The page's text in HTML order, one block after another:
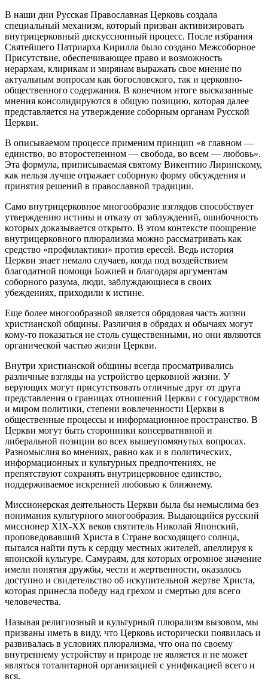
В наши дни Русская Православная Церковь создала
специальный механизм, который призван активизировать
внутрицерковный дискуссионный процесс. После избрания
Святейшего Патриарха Кирилла было создано Межсоборное
Присутствие, обеспечивающее право и возможность
иерархам, клирикам и мирянам выражать свое мнение по
актуальным вопросам как богословского, так и церковно-
общественного содержания. В конечном итоге высказанные
мнения консолидируются в общую позицию, которая далее
представляется на утверждение соборным органам Русской
Церкви.
В описываемом процессе применим принцип «в главном —
единство, во второстепенном — свобода, во всем — любовь».
Эта формула, приписываемая святому Викентию Лиринскому,
как нельзя лучше отражает соборную форму обсуждения и
принятия решений в православной традиции.
Само внутрицерковное многообразие взглядов способствует
утверждению истины и отказу от заблуждений, ошибочность
которых доказывается открыто. В этом контексте поощрение
внутрицерковного плюрализма можно рассматривать как
средство «профилактики» против ересей. Ведь история
Церкви знает немало случаев, когда под воздействием
благодатной помощи Божией и благодаря аргументам
соборного разума, люди, заблуждающиеся в своих
убеждениях, приходили к истине.
Еще более многообразной является обрядовая часть жизни
христианской общины. Различия в обрядах и обычаях могут
кому-то показаться не столь существенными, но они являются
органической частью жизни Церкви.
Внутри христианской общины всегда просматривались
различные взгляды на устройство церковной жизни. У
верующих могут присутствовать отличные друг от друга
представления о границах отношений Церкви с государством
и миром политики, степени вовлеченности Церкви в
общественные процессы и информационное пространство. В
Церкви могут быть сторонники консервативной и
либеральной позиции во всех вышеупомянутых вопросах.
Разномыслия во мнениях, равно как и в политических,
информационных и культурных предпочтениях, не
препятствуют сохранять внутрицерковное единство,
поддерживаемое искренней любовью к ближнему.
Миссионерская деятельность Церкви была бы немыслима без
понимания культурного многообразия. Выдающийся русский
миссионер XIX-XX веков святитель Николай Японский,
проповедовавший Христа в Стране восходящего солнца,
пытался найти путь к сердцу местных жителей, апеллируя к
японской культуре. Самураям, для которых огромное значение
имели понятия дружбы, чести и жертвенности, оказалось
доступно и свидетельство об искупительной жертве Христа,
которая принесла победу над грехом и смертью для всего
человечества.
Называя религиозный и культурный плюрализм вызовом, мы
призваны иметь в виду, что Церковь исторически появилась и
развивалась в условиях плюрализма, что она по своему
внутреннему устройству и природе не является и не может
являться тоталитарной организацией с унификацией всего и
вся.